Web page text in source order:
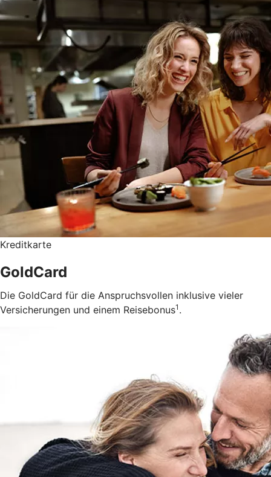
Kreditkarte
GoldCard
Die GoldCard für die Anspruchsvollen inklusive vieler
Versicherungen und einem Reisebonus1 .